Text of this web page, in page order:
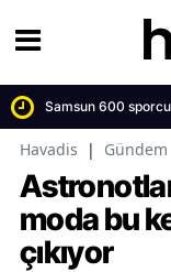
Samsun 600
Havadis | Gündem
moda bu
çıkıyor